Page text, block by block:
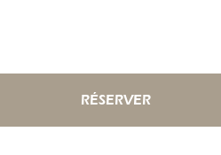
RÉSERVER